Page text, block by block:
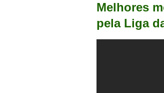
Melhores
pela Liga